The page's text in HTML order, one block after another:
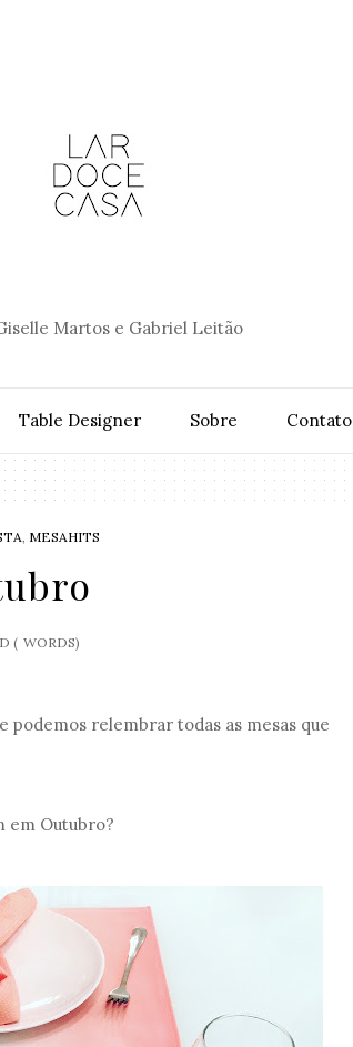
Martos e Gabriel Leitão
Table Designer Sobre Contato
, MESAHITS
( WORDS)
podemos relembrar todas as mesas que
em Outubro?